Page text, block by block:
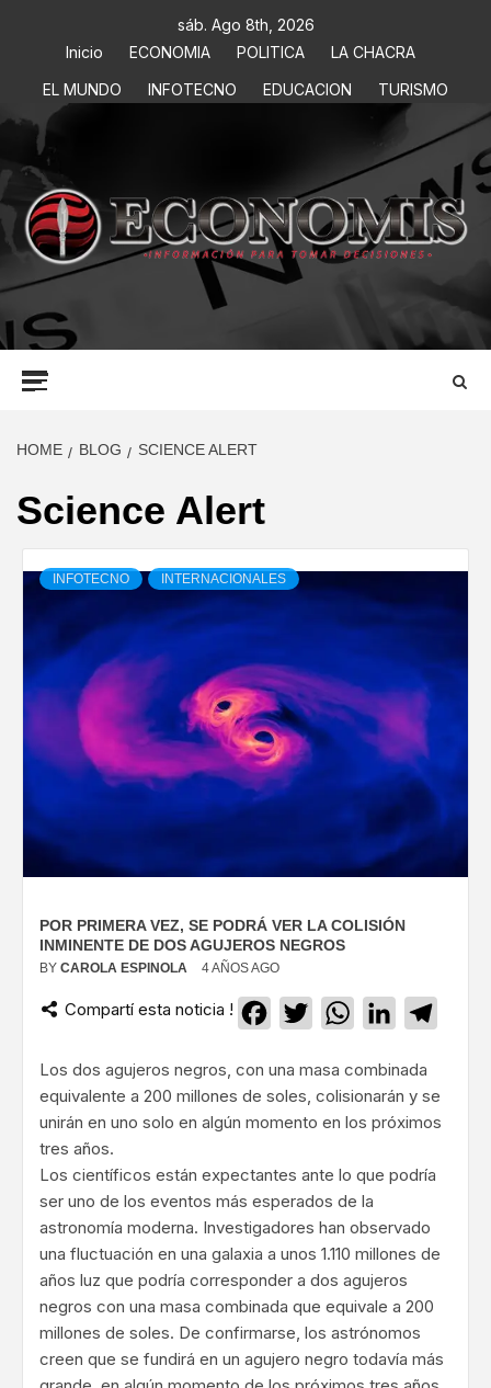
sáb. Ago 8th, 2026
Inicio
ECONOMIA POLITICA
LA CHACRA
EL MUNDO
INFOTECNO EDUCACION TURISMO
ECONOMIS
INFORMACIÓN PARA TOMAR DECISIONES
HOME BLOG SCIENCE ALERT
Science Alert
INFOTECNO INTERNACIONALES
POR PRIMERA VEZ, SE PODRÁ VER LA COLISIÓN
INMINENTE DE DOS AGUJEROS NEGROS
BY CAROLA ESPINOLA 4 AÑOS AGO
Compartí esta noticia ! Facebook
TwitterWhatsApp
LinkedIn
Los dos agujeros negros, con una masa combinada
equivalente a 200 millones de soles, colisionarán y se
unirán en uno solo en algún momento en los próximos
tres años.
Los científicos están expectantes ante lo que podría
ser uno de los eventos más esperados de la
astronomía moderna. Investigadores han observado
una fluctuación en una galaxia a unos 1.110 millones de
años luz que podría corresponder a dos agujeros
negros con una masa combinada que equivale a 200
millones de soles. De confirmarse, los astrónomos
creen que se fundirá en un agujero negro todavía más